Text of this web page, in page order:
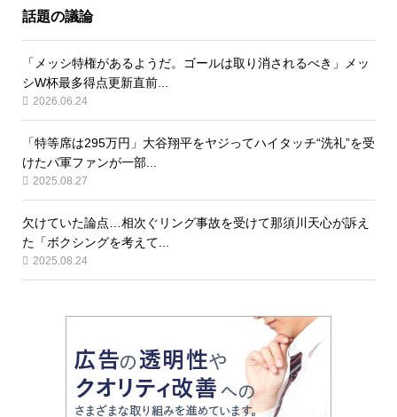
話題の議論
「メッシ特権があるようだ。ゴールは取り消されるべき」メッ
シW杯最多得点更新直前...
2026.06.24
「特等席は295万円」大谷翔平をヤジってハイタッチ“洗礼”を受
けたパ軍ファンが一部...
2025.08.27
欠けていた論点…相次ぐリング事故を受けて那須川天心が訴え
た「ボクシングを考えて...
2025.08.24